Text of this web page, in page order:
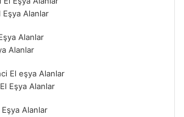
Alanlar
Alanlar
Eşya Alanlar